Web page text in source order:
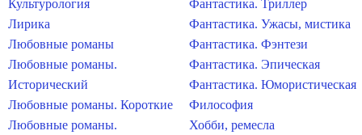
Культурология
Лирика
Любовные романы
Любовные романы.
Исторический
Любовные романы. Короткие
Любовные романы.
Фантастика. Триллер
Фантастика. Ужасы, мистика
Фантастика. Фэнтези
Фантастика. Эпическая
Фантастика. Юмористическая
Философия
Хобби, ремесла